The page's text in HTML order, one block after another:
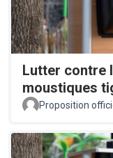
Lutter contre
moustiques
Proposition